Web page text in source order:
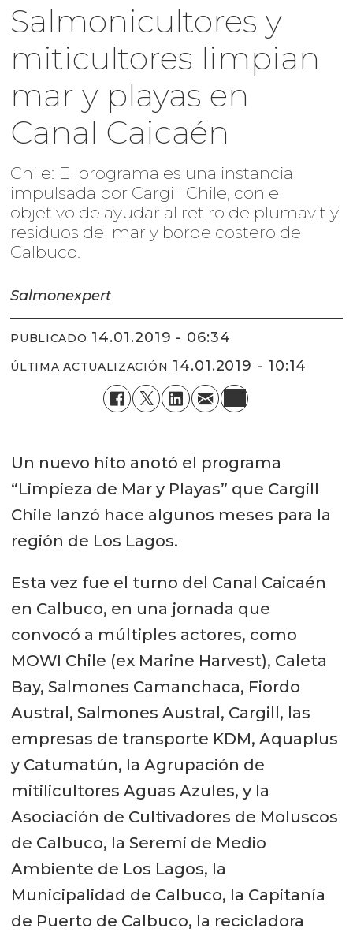
Salmonicultores y
miticultores limpian
mar y playas en
Canal Caicaén
Chile: El programa es una instancia
impulsada por Cargill Chile, con el
objetivo de ayudar al retiro de plumavit y
residuos del mar y borde costero de
Calbuco.
Salmonexpert
PUBLICADO 14.01.2019 - 06:34
ÚLTIMA ACTUALIZACIÓN 14.01.2019 - 10:14
Un nuevo hito anotó el programa
“Limpieza de Mar y Playas” que Cargill
Chile lanzó hace algunos meses para la
región de Los Lagos.
Esta vez fue el turno del Canal Caicaén
en Calbuco, en una jornada que
convocó a múltiples actores, como
MOWI Chile (ex Marine Harvest), Caleta
Bay, Salmones Camanchaca, Fiordo
Austral, Salmones Austral, Cargill, las
empresas de transporte KDM, Aquaplus
y Catumatún, la Agrupación de
mitilicultores Aguas Azules, y la
Asociación de Cultivadores de Moluscos
de Calbuco, la Seremi de Medio
Ambiente de Los Lagos, la
Municipalidad de Calbuco, la Capitanía
de Puerto de Calbuco, la recicladora